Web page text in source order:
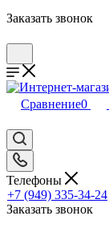
Заказать звонок
Сравнение0
Телефоны
+7 (949) 335-34-24
Заказать звонок